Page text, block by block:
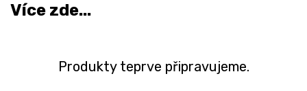
Více zde...
Produkty teprve připravujeme.